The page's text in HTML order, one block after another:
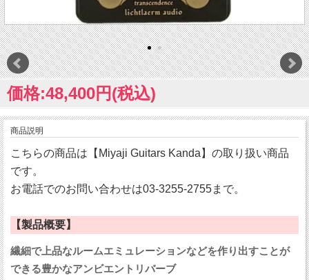
価格:48,400円(税込)
商品説明
こちらの商品は【Miyaji Guitars Kanda】の取り扱い商品
です。
お電話でのお問い合わせは03-3255-2755まで。
【製品概要】
繊細で上品なルームエミュレーションなどを作り出すことが
できる豊かなアンビエントリバーブ